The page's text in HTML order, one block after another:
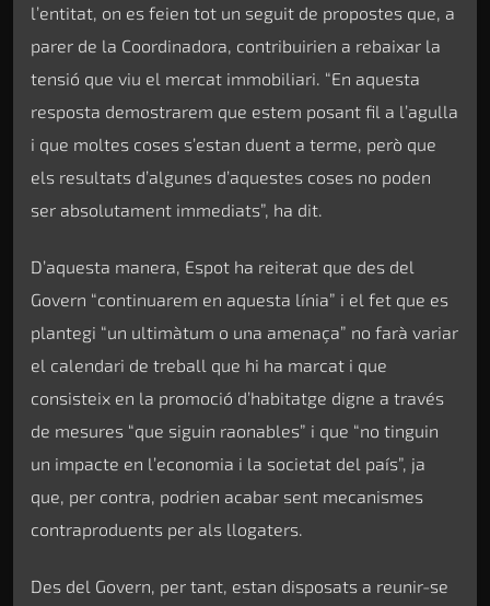
l’entitat, on es feien tot un seguit de propostes que, a
parer de la Coordinadora, contribuirien a rebaixar la
tensió que viu el mercat immobiliari. “En aquesta
resposta demostrarem que estem posant fil a l’agulla
i que moltes coses s’estan duent a terme, però que
els resultats d’algunes d’aquestes coses no poden
ser absolutament immediats”, ha dit.
D’aquesta manera, Espot ha reiterat que des del
Govern “continuarem en aquesta línia” i el fet que es
plantegi “un ultimàtum o una amenaça” no farà variar
el calendari de treball que hi ha marcat i que
consisteix en la promoció d’habitatge digne a través
de mesures “que siguin raonables” i que “no tinguin
un impacte en l’economia i la societat del país”, ja
que, per contra, podrien acabar sent mecanismes
contraproduents per als llogaters.
Des del Govern, per tant, estan disposats a reunir-se